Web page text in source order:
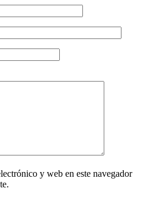
y web en este navegador